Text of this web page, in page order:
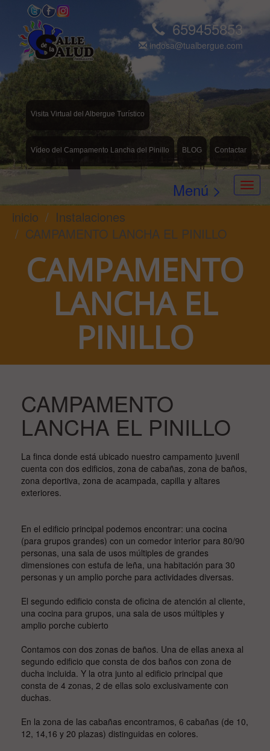
659455853
indosa@tualbergue.com
Visita Virtual del Albergue Turístico
Vídeo del Campamento Lancha del Pinillo BLOG Contactar
Menú >
inicio
Instalaciones
CAMPAMENTO LANCHA EL PINILLO
CAMPAMENTO
LANCHA EL
PINILLO
CAMPAMENTO
LANCHA EL PINILLO
La finca donde está ubicado nuestro campamento juvenil
cuenta con dos edificios, zona de cabañas, zona de baños,
zona deportiva, zona de acampada, capilla y altares
exteriores.
En el edificio principal podemos encontrar: una cocina
(para grupos grandes) con un comedor interior para 80/90
personas, una sala de usos múltiples de grandes
dimensiones con estufa de leña, una habitación para 30
personas y un amplio porche para actividades diversas.
El segundo edificio consta de oficina de atención al cliente,
una cocina para grupos, una sala de usos múltiples y
amplio porche cubierto
Contamos con dos zonas de baños. Una de ellas anexa al
segundo edificio que consta de dos baños con zona de
ducha incluida. Y la otra junto al edificio principal que
consta de 4 zonas, 2 de ellas solo exclusivamente con
duchas.
En la zona de las cabañas encontramos, 6 cabañas (de 10,
12, 14,16 y 20 plazas) distinguidas en colores.